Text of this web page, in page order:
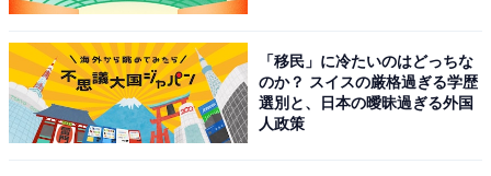
「移民」に冷たいのはどっちな
のか？ スイスの厳格過ぎる学歴
選別と、日本の曖昧過ぎる外国
人政策